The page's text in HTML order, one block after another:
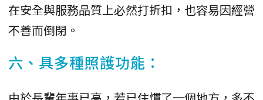
在安全與服務品質上必然打折扣，也容易因經營
不善而倒閉。
六、具多種照護功能：